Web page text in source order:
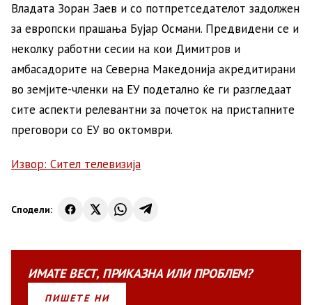
Владата Зоран Заев и со потпретседателот задолжен
за европски прашања Бујар Османи. Предвидени се и
неколку работни сесии на кои Димитров и
амбасадорите на Северна Македонија акредитирани
во земјите-членки на ЕУ подетално ќе ги разгледаат
сите аспекти релевантни за почеток на пристапните
преговори со ЕУ во октомври.
Извор: Сител телевизија
Сподели:
ИМАТЕВЕСТ, ПРИКАЗНАИЛИПРОБЛЕМ?
ПИШЕТЕ НИ